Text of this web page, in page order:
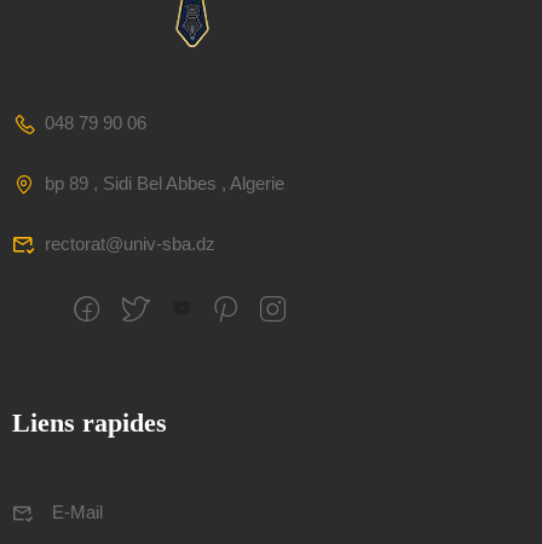
048 79 90 06
bp 89 , Sidi Bel Abbes , Algerie
rectorat@univ-sba.dz
Liens rapides
E-Mail